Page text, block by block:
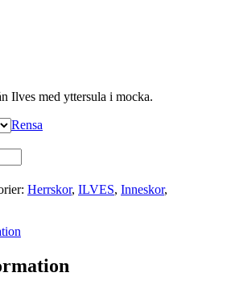
Ilves med yttersula i mocka.
Rensa
Herrskor, ILVES, Inneskor,